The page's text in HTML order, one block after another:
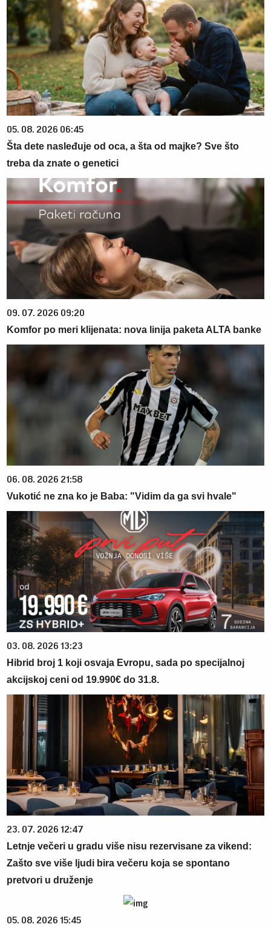
05. 08. 2026 06:45
Šta dete nasleđuje od oca, a šta od majke? Sve što
treba da znate o genetici
09. 07. 2026 09:20
Komfor po meri klijenata: nova linija paketa ALTA banke
06. 08. 2026 21:58
Vukotić ne zna ko je Baba: "Vidim da ga svi hvale"
03. 08. 2026 13:23
Hibrid broj 1 koji osvaja Evropu, sada po specijalnoj
akcijskoj ceni od 19.990€ do 31.8.
23. 07. 2026 12:47
Letnje večeri u gradu više nisu rezervisane za vikend:
Zašto sve više ljudi bira večeru koja se spontano
pretvori u druženje
05. 08. 2026 15:45